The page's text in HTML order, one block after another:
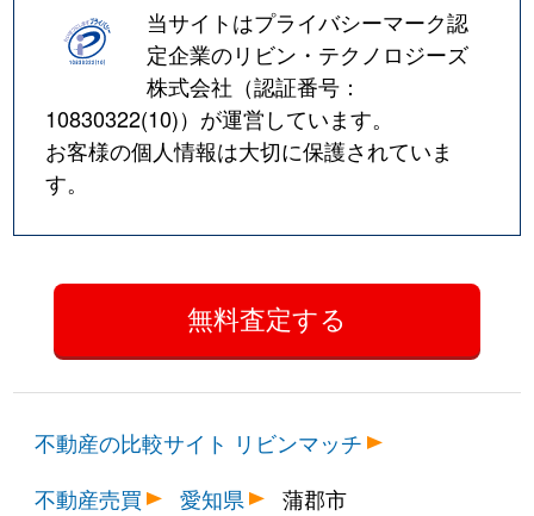
当サイトはプライバシーマーク認
定企業のリビン・テクノロジーズ
株式会社（認証番号：
10830322(10)）が運営しています。
お客様の個人情報は大切に保護されていま
す。
不動産の比較サイト リビンマッチ
不動産売買
愛知県 蒲郡市